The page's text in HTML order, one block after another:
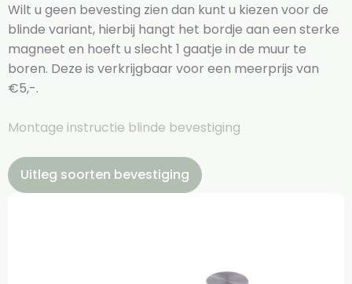
Wilt u geen bevesting zien dan kunt u kiezen voor de
blinde variant, hierbij hangt het bordje aan een sterke
magneet en hoeft u slecht 1 gaatje in de muur te
boren. Deze is verkrijgbaar voor een meerprijs van
€5,-.
Montage instructie blinde bevestiging
Uitleg soorten bevestiging